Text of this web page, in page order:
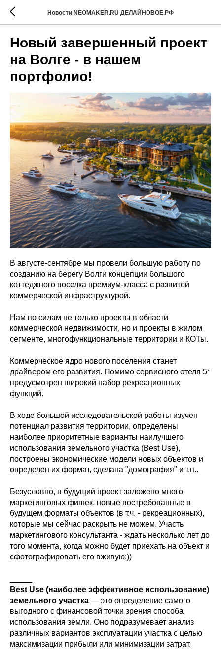
Новости NEOMAKER.RU ДЕЛАЙНОВОЕ.РФ
Новый завершенный проект
на Волге - в нашем
портфолио!
В августе-сентябре мы провели большую работу по
созданию на берегу Волги концепции большого
коттеджного поселка премиум-класса с развитой
коммерческой инфраструктурой.
Нам по силам не только проекты в области
коммерческой недвижимости, но и проекты в жилом
сегменте, многофункциональные территории и КОТы.
Коммерческое ядро нового поселения станет
драйвером его развития. Помимо сервисного отеля 5*
предусмотрен широкий набор рекреационных
функций.
В ходе большой исследовательской работы изучен
потенциал развития территории, определены
наиболее приоритетные варианты наилучшего
использования земельного участка (Best Use),
построены экономические модели новых объектов и
определен их формат, сделана "домография" и т.п..
Безусловно, в будущий проект заложено много
маркетинговых фишек, новые востребованные в
будущем форматы объектов (в т.ч. - рекреационных),
которые мы сейчас раскрыть не можем. Участь
маркетингового консультанта - ждать несколько лет до
того момента, когда можно будет приехать на объект и
сфотографировать его вживую:))
Best Use (наиболее эффективное использование)
земельного участка — это определение самого
выгодного с финансовой точки зрения способа
использования земли. Оно подразумевает анализ
различных вариантов эксплуатации участка с целью
максимизации прибыли или минимизации затрат.